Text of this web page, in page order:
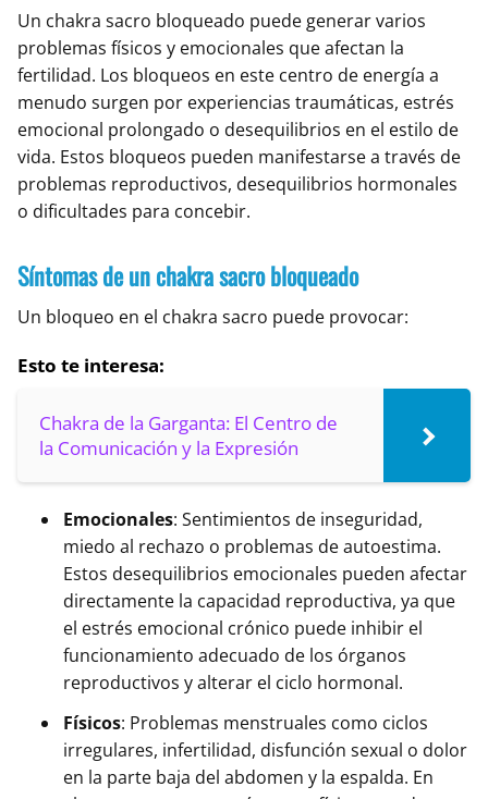
Un chakra sacro bloqueado puede generar varios
problemas físicos y emocionales que afectan la
fertilidad. Los bloqueos en este centro de energía a
menudo surgen por experiencias traumáticas, estrés
emocional prolongado o desequilibrios en el estilo de
vida. Estos bloqueos pueden manifestarse a través de
problemas reproductivos, desequilibrios hormonales
o dificultades para concebir.
Síntomas de un chakra sacro bloqueado
Un bloqueo en el chakra sacro puede provocar:
Esto te interesa:
Chakra de la Garganta: El Centro de
la Comunicación y la Expresión
Emocionales: Sentimientos de inseguridad,
miedo al rechazo o problemas de autoestima.
Estos desequilibrios emocionales pueden afectar
directamente la capacidad reproductiva, ya que
el estrés emocional crónico puede inhibir el
funcionamiento adecuado de los órganos
reproductivos y alterar el ciclo hormonal.
Físicos: Problemas menstruales como ciclos
irregulares, infertilidad, disfunción sexual o dolor
en la parte baja del abdomen y la espalda. En